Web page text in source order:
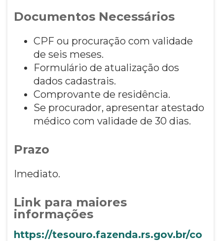
Documentos Necessários
CPF ou procuração com validade
de seis meses.
Formulário de atualização dos
dados cadastrais.
Comprovante de residência.
Se procurador, apresentar atestado
médico com validade de 30 dias.
Prazo
Imediato.
Link para maiores
informações
https://tesouro.fazenda.rs.gov.br/co